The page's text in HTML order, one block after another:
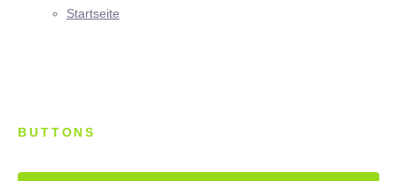
Startseite
BUTTONS